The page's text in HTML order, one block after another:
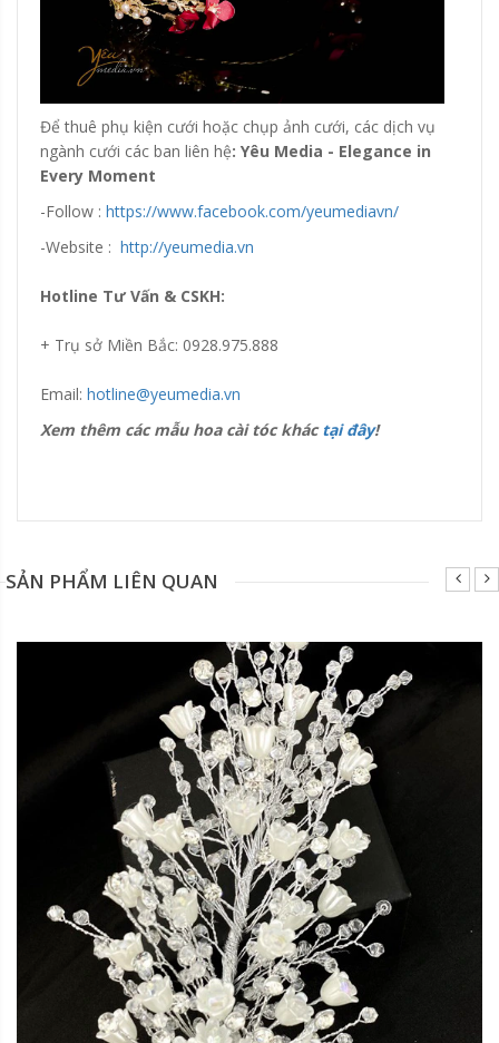
Để thuê phụ kiện cưới hoặc chụp ảnh cưới, các dịch vụ
ngành cưới các ban liên hệ: Yêu Media - Elegance in
Every Moment
-Follow : https://www.facebook.com/yeumediavn/
-Website : http://yeumedia.vn
Hotline Tư Vấn & CSKH:
+ Trụ sở Miền Bắc: 0928.975.888
Email: hotline@yeumedia.vn
Xem thêm các mẫu hoa cài tóc kháctại đây!
SẢN PHẨM LIÊN QUAN